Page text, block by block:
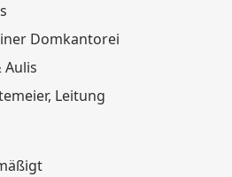
Domkantorei
Aulis
Leitung